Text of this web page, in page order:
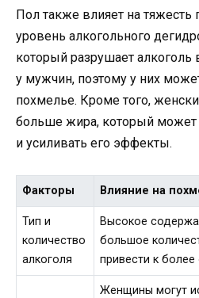
Пол также влияет на
уровень алкогольного
который разрушает
у мужчин, поэтому у них
похмелье. Кроме того,
больше жира, который может
и усиливать его эффекты.
Факторы Влияние на
Тип и
количество
алкоголя
Высокое
большое
привести к
Женщины могут